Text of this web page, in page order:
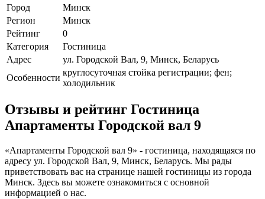
Город
Минск
Регион
Минск
Рейтинг
0
Категория
Гостиница
Адрес
ул. Городской Вал, 9, Минск, Беларусь
Особенности
круглосуточная стойка регистрации; фен;
холодильник
Отзывы и рейтинг Гостиница
Апартаменты Городской вал 9
«Апартаменты Городской вал 9» - гостиница, находящаяся по
адресу ул. Городской Вал, 9, Минск, Беларусь. Мы рады
приветствовать вас на странице нашей гостиницы из города
Минск. Здесь вы можете ознакомиться с основной
информацией о нас.